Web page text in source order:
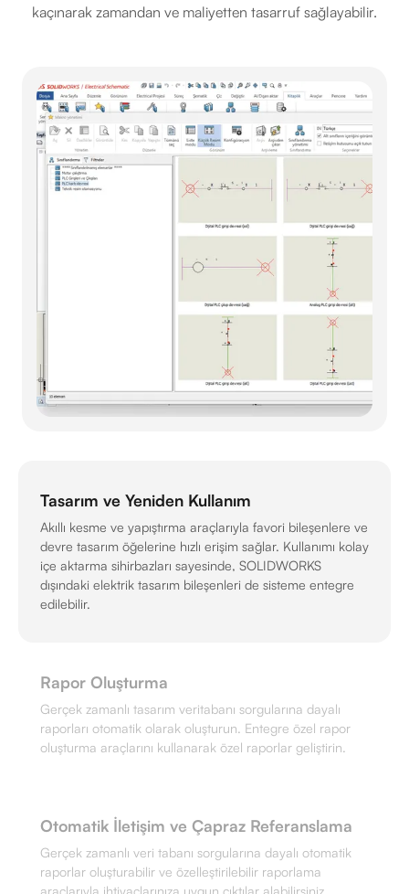
kaçınarak zamandan ve maliyetten tasarruf sağlayabilir.
Tasarım ve Yeniden Kullanım
Akıllı kesme ve yapıştırma araçlarıyla favori bileşenlere ve
devre tasarım öğelerine hızlı erişim sağlar. Kullanımı kolay
içe aktarma sihirbazları sayesinde, SOLIDWORKS
dışındaki elektrik tasarım bileşenleri de sisteme entegre
edilebilir.
Rapor Oluşturma
Gerçek zamanlı tasarım veritabanı sorgularına dayalı
raporları otomatik olarak oluşturun. Entegre özel rapor
oluşturma araçlarını kullanarak özel raporlar geliştirin.
Otomatik İletişim ve Çapraz Referanslama
Gerçek zamanlı veri tabanı sorgularına dayalı otomatik
raporlar oluşturabilir ve özelleştirilebilir raporlama
araçlarıyla ihtiyaçlarınıza uygun çıktılar alabilirsiniz.